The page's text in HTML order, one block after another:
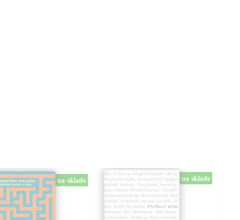
na sklade na sklade